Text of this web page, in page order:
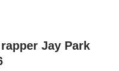
Jay Park